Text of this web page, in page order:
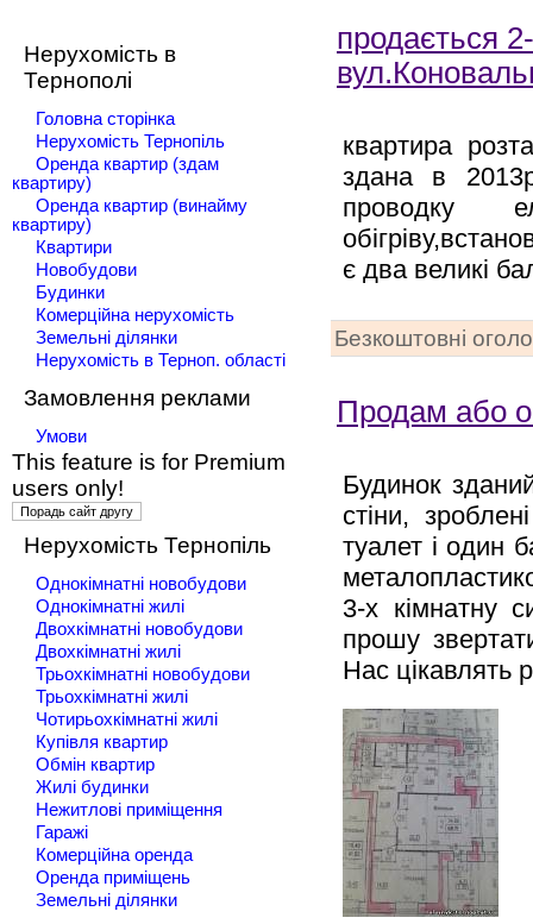
Нерухомість в
Тернополі
Головна сторінка
Нерухомість Тернопіль
Оренда квартир (здам
квартиру)
Оренда квартир (винайму
квартиру)
Квартири
Новобудови
Будинки
Комерційна нерухомість
Земельні ділянки
Нерухомість в Терноп. області
Замовлення реклами
Умови
This feature is for Premium
users only!
Нерухомість Тернопіль
Однокімнатні новобудови
Однокімнатні жилі
Двохкімнатні новобудови
Двохкімнатні жилі
Трьохкімнатні новобудови
Трьохкімнатні жилі
Чотирьохкімнатні жилі
Купівля квартир
Обмін квартир
Жилі будинки
Нежитлові приміщення
Гаражі
Комерційна оренда
Оренда приміщень
Земельні ділянки
продається
квартира
здана в
проводку
є два великі
Безкоштовні
Продам або
Будинок
стіни,
туалет і один
3-х кімнатну
прошу
Нас цікавлять